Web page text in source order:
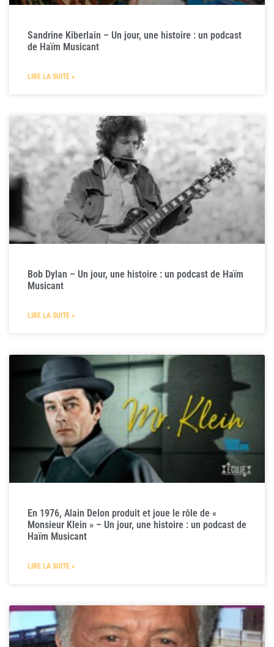
Sandrine Kiberlain – Un jour, une histoire : un podcast
de Haïm Musicant
LIRE LA SUITE »
Bob Dylan – Un jour, une histoire : un podcast de Haïm
Musicant
LIRE LA SUITE »
En 1976, Alain Delon produit et joue le rôle de «
Monsieur Klein » – Un jour, une histoire : un podcast de
Haïm Musicant
LIRE LA SUITE »